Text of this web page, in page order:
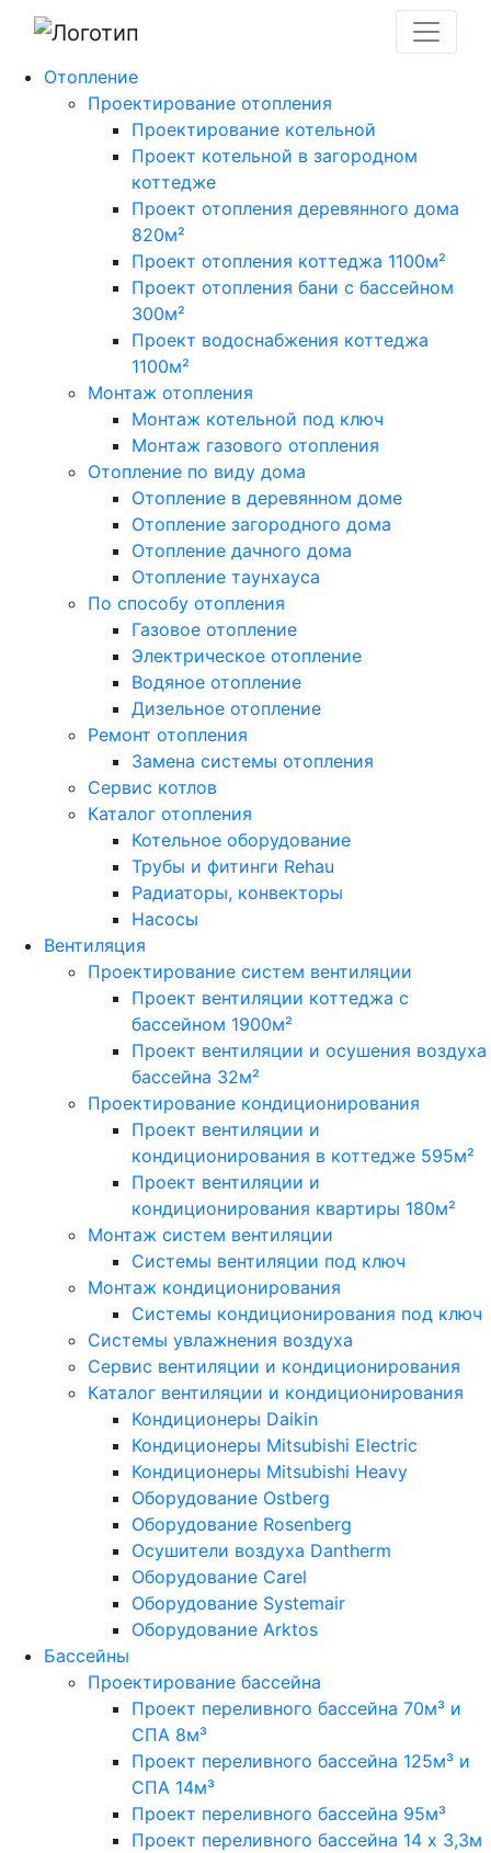
Отопление
Проектирование отопления
Проектирование котельной
Проект котельной в загородном
коттедже
Проект отопления деревянного дома
820м²
Проект отопления коттеджа 1100м²
Проект отопления бани с бассейном
300м²
Проект водоснабжения коттеджа
1100м²
Монтаж отопления
Монтаж котельной под ключ
Монтаж газового отопления
Отопление по виду дома
Отопление в деревянном доме
Отопление загородного дома
Отопление дачного дома
Отопление таунхауса
По способу отопления
Газовое отопление
Электрическое отопление
Водяное отопление
Дизельное отопление
Ремонт отопления
Замена системы отопления
Сервис котлов
Каталог отопления
Котельное оборудование
Трубы и фитинги Rehau
Радиаторы, конвекторы
Насосы
Вентиляция
Проектирование систем вентиляции
Проект вентиляции коттеджа с
бассейном 1900м²
Проект вентиляции и осушения воздуха
бассейна 32м²
Проектирование кондиционирования
Проект вентиляции и
кондиционирования в коттедже 595м²
Проект вентиляции и
кондиционирования квартиры 180м²
Монтаж систем вентиляции
Системы вентиляции под ключ
Монтаж кондиционирования
Системы кондиционирования под ключ
Системы увлажнения воздуха
Сервис вентиляции и кондиционирования
Каталог вентиляции и кондиционирования
Кондиционеры Daikin
Кондиционеры Mitsubishi Electric
Кондиционеры Mitsubishi Heavy
Оборудование Ostberg
Оборудование Rosenberg
Осушители воздуха Dantherm
Оборудование Carel
Оборудование Systemair
Оборудование Arktos
Бассейны
Проектирование бассейна
Проект переливного бассейна 70м³ и
СПА 8м³
Проект переливного бассейна 125м³ и
СПА 14м³
Проект переливного бассейна 95м³
Проект переливного бассейна 14 х 3,3м